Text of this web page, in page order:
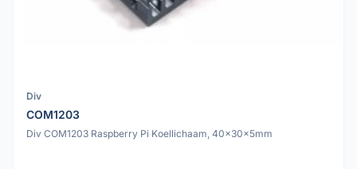
Div
COM1203
Div COM1203 Raspberry Pi Koellichaam, 40x30x5mm